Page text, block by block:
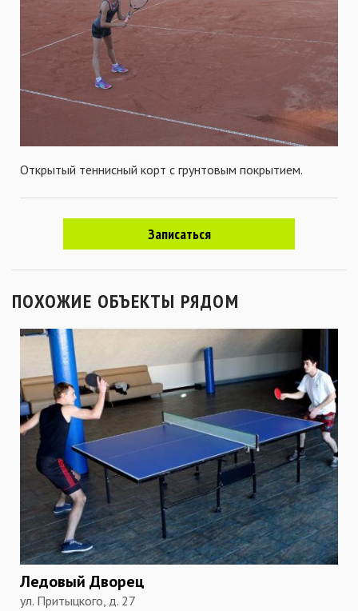
Открытый теннисный корт с грунтовым покрытием.
Записаться
ПОХОЖИЕ ОБЪЕКТЫ РЯДОМ
Ледовый Дворец
ул. Притыцкого, д. 27